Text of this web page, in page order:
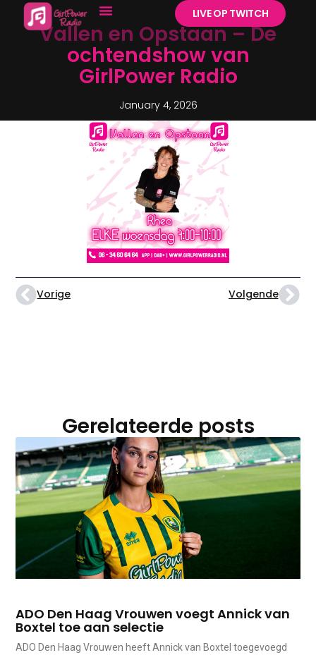
LIVE OP TWITCH
Vallen en Opstaan – De
ochtendshow van
GirlPower Radio
January 4, 2026
Vorige Volgende
Gerelateerde posts
ADO Den Haag Vrouwen voegt Annick van
Boxtel toe aan selectie
ADO Den Haag Vrouwen heeft Annick van Boxtel toegevoegd